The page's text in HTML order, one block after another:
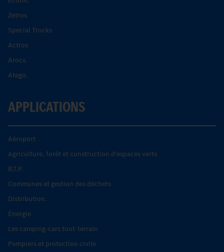
Zetros
Special Trucks
Actros
Arocs.
Atego.
APPLICATIONS
Aéroport
Agriculture, forêt et construction d'espaces verts
B.T.P.
Communes et gestion des déchets
Distribution.
Énergie
Les camping-cars tout-terrain
Pompiers et protection civile